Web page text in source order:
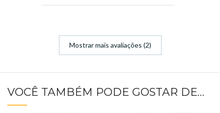
Mostrar mais avaliações (2)
VOCÊ TAMBÉM PODE GOSTAR DE…